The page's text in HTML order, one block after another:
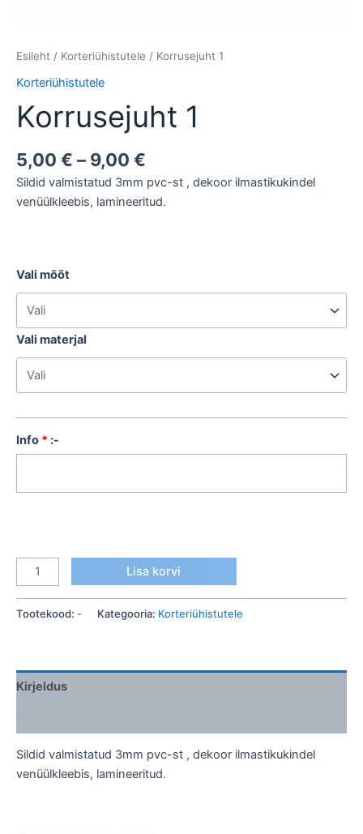
Esileht / Korteriühistutele / Korrusejuht 1
Korteriühistutele
Korrusejuht 1
5,00 € – 9,00 €
Sildid valmistatud 3mm pvc-st , dekoor ilmastikukindel
venüülkleebis, lamineeritud.
Vali mõõt
Vali materjal
Info * :-
Lisa korvi
Tootekood: - Kategooria: Korteriühistutele
Kirjeldus
Sildid valmistatud 3mm pvc-st , dekoor ilmastikukindel
venüülkleebis, lamineeritud.